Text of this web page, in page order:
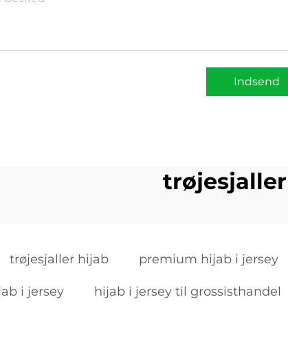
Indsend
trøjesjaller hijab premium hijab i jersey
i jersey hijab i jersey til grossisthandel